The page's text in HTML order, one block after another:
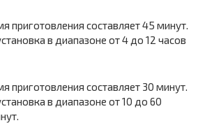
приготовления составляет 45 минут.
в диапазоне от 4 до 12 часов
приготовления составляет 30 минут.
в диапазоне от 10 до 60